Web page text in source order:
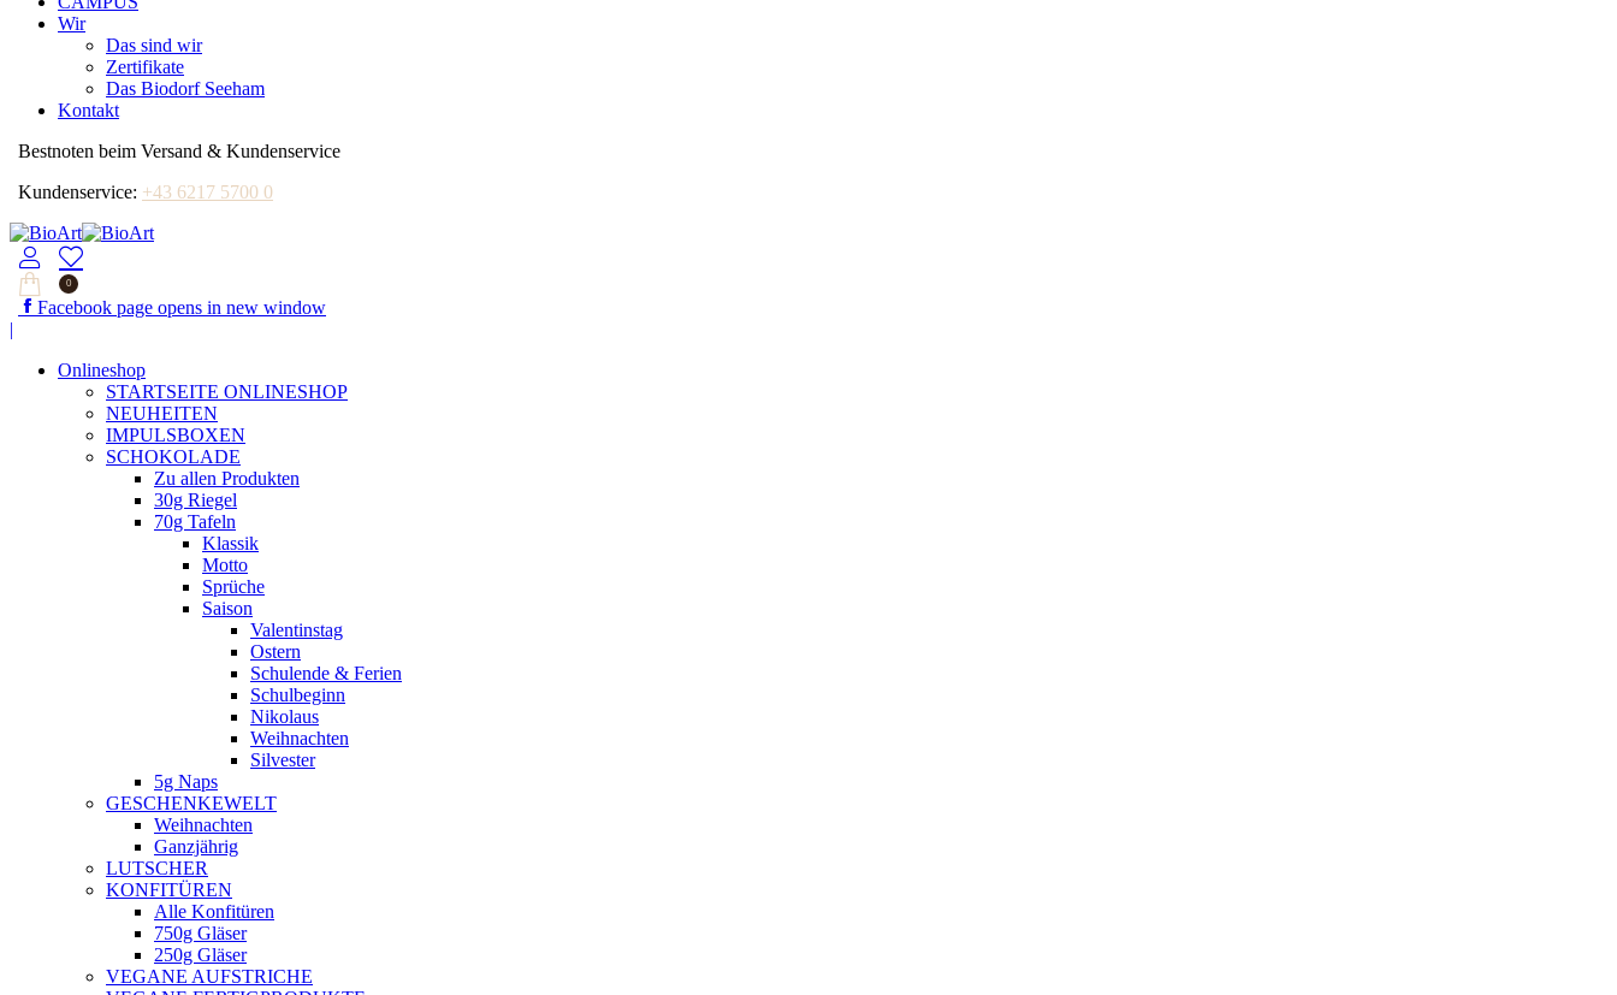
Wir
Das sind wir
Zertifikate
Das Biodorf Seeham
Kontakt
Bestnoten beim Versand & Kundenservice
Kundenservice: +43 6217 5700 0
0
Facebook page opens in new window
|
Onlineshop
STARTSEITE ONLINESHOP
NEUHEITEN
IMPULSBOXEN
SCHOKOLADE
Zu allen Produkten
30g Riegel
70g Tafeln
Klassik
Motto
Sprüche
Saison
Valentinstag
Ostern
Schulende & Ferien
Schulbeginn
Nikolaus
Weihnachten
Silvester
5g Naps
GESCHENKEWELT
Weihnachten
Ganzjährig
LUTSCHER
KONFITÜREN
Alle Konfitüren
750g Gläser
250g Gläser
VEGANE AUFSTRICHE